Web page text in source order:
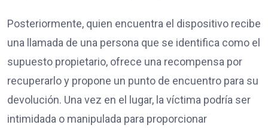
Posteriormente, quien encuentra el dispositivo recibe
una llamada de una persona que se identifica como el
supuesto propietario, ofrece una recompensa por
recuperarlo y propone un punto de encuentro para su
devolución. Una vez en el lugar, la víctima podría ser
intimidada o manipulada para proporcionar